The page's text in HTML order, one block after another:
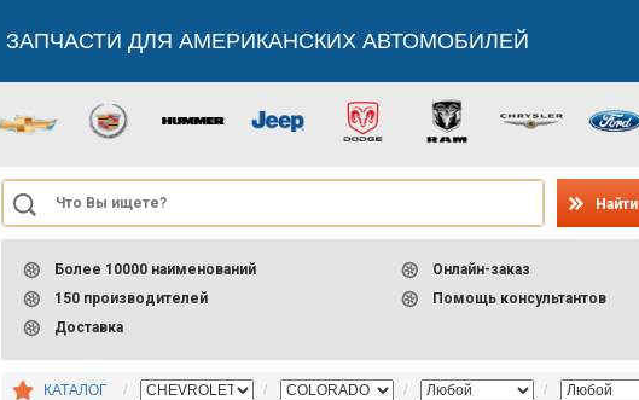
ЗАПЧАСТИ ДЛЯ АМЕРИКАНСКИХ АВТОМОБИЛЕЙ
Найти
Более 10000 наименований
150 производителей
Доставка
Онлайн-заказ
Помощь консультантов
КАТАЛОГ